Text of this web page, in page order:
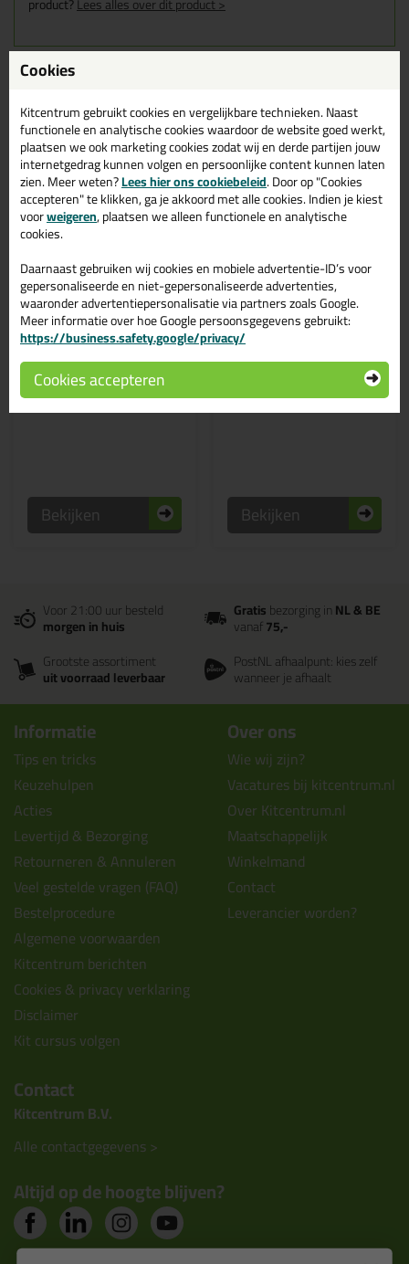
Gerelateerde producten
EAZYFIX Modelleermes
RVS
9,59
Bekijken
Zwaluw Plasterboard
3,49
Bekijken
Voor 21:00 uur besteld
morgen in huis
Gratisbezorging inNL & BE
vanaf75,-
Grootste assortiment
uit voorraad leverbaar
PostNL afhaalpunt: kies zelf
wanneer je afhaalt
Informatie
Tips en tricks
Keuzehulpen
Acties
Levertijd & Bezorging
Retourneren & Annuleren
Veel gestelde vragen (FAQ)
Bestelprocedure
Algemene voorwaarden
Kitcentrum berichten
Cookies & privacy verklaring
Disclaimer
Kit cursus volgen
Over ons
Wie wij zijn?
Vacatures bij kitcentrum.nl
Over Kitcentrum.nl
Maatschappelijk
Winkelmand
Contact
Leverancier worden?
Contact
Kitcentrum B.V.
Alle contactgegevens >
Altijd op de hoogte blijven?
Cookies
Kitcentrum gebruikt cookies en vergelijkbare technieken. Naast
functionele en analytische cookies waardoor de website goed werkt,
plaatsen we ook marketing cookies zodat wij en derde partijen jouw
internetgedrag kunnen volgen en persoonlijke content kunnen laten
zien. Meer weten?Lees hier ons cookiebeleid. Door op "Cookies
accepteren" te klikken, ga je akkoord met alle cookies. Indien je kiest
voorweigeren, plaatsen we alleen functionele en analytische
cookies.
Daarnaast gebruiken wij cookies en mobiele advertentie-ID’s voor
gepersonaliseerde en niet-gepersonaliseerde advertenties,
waaronder advertentiepersonalisatie via partners zoals Google.
Meer informatie over hoe Google persoonsgegevens gebruikt:
https://business.safety.google/privacy/
Cookies accepteren